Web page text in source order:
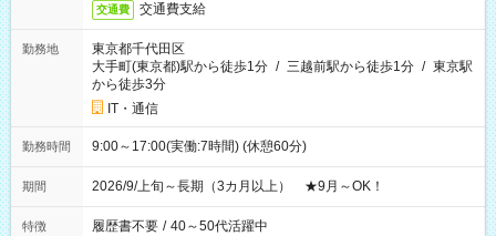
交通費 交通費支給
勤務地
東京都千代田区
大手町(東京都)駅から徒歩1分 / 三越前駅から徒歩1分 / 東京駅
から徒歩3分
IT・通信
勤務時間 9:00～17:00(実働:7時間) (休憩60分)
期間 2026/9/上旬～長期（3カ月以上） ★9月～OK！
特徴 履歴書不要 / 40～50代活躍中